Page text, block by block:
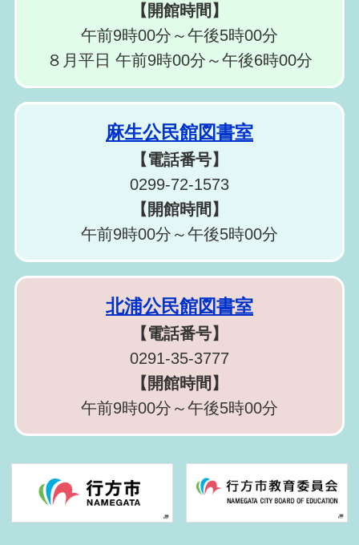
【開館時間】
午前9時00分～午後5時00分
８月平日 午前9時00分～午後6時00分
麻生公民館図書室
【電話番号】
0299-72-1573
【開館時間】
午前9時00分～午後5時00分
北浦公民館図書室
【電話番号】
0291-35-3777
【開館時間】
午前9時00分～午後5時00分